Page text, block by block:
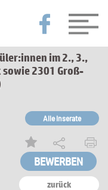
im 2., 3.,
2301 Groß-
zurück
Alle Inserate